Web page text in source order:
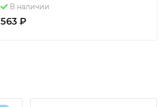
В наличии
563 ₽